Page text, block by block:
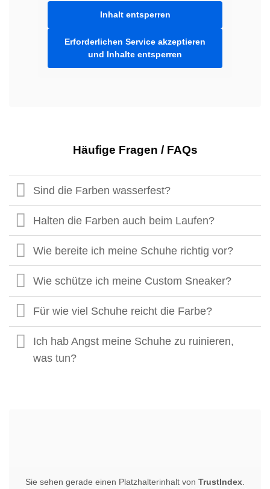
Inhalt entsperren
Erforderlichen Service akzeptieren
und Inhalte entsperren
Häufige Fragen / FAQs
Sind die Farben wasserfest?
Halten die Farben auch beim Laufen?
Wie bereite ich meine Schuhe richtig vor?
Wie schütze ich meine Custom Sneaker?
Für wie viel Schuhe reicht die Farbe?
Ich hab Angst meine Schuhe zu ruinieren,
was tun?
Sie sehen gerade einen Platzhalterinhalt von TrustIndex